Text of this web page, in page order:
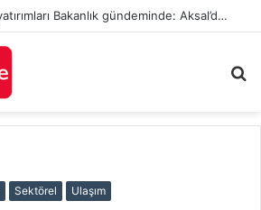
Edirne’nin sağlık yatırımları Bakanlık gündeminde: Aksal’dan Keşan için iki önemli talep
...
Sektörel Ulaşım